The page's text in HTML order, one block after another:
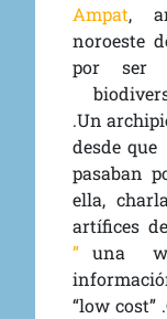
Ampat,
noroeste
por ser
.Un
desde
pasaban
ella,
artífices
”una
“low cost”